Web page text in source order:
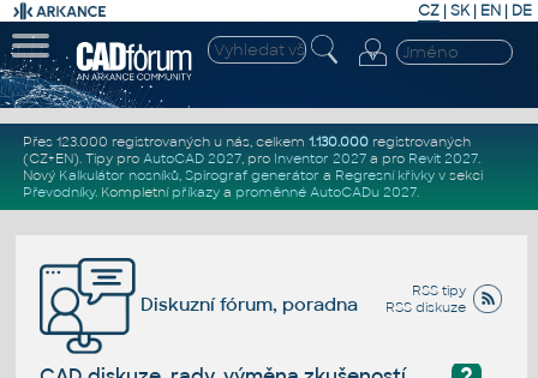
CZ | SK| EN | DE
Přes 123.000 registrovaných u nás, celkem 1.130.000registrovaných
(CZ+EN). Tipy pro AutoCAD 2027, pro Inventor 2027a pro Revit 2027.
Nový Kalkulátor nosníků, Spirograf generátor a Regresní křivkyv sekci
Převodníky. Kompletní příkazya proměnné AutoCADu 2027.
RSS tipy
RSS diskuze
Diskuzní fórum, poradna